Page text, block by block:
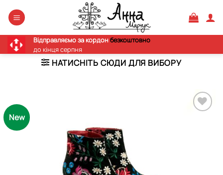
Відправляємо за кордонбезкоштовно
до кінця серпня
НАТИСНІТЬ СЮДИ ДЛЯ ВИБОРУ
New